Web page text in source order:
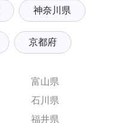
神奈川県
京都府
富山県
石川県
福井県